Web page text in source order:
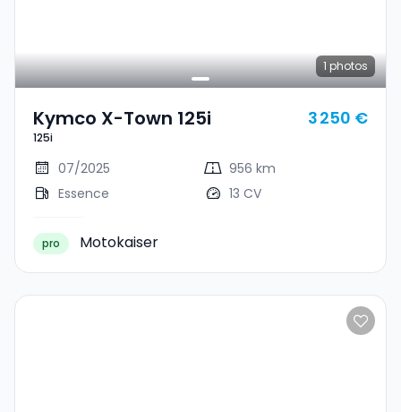
1 photos
Kymco X-Town 125i
125i
3 250 €
07/2025
956 km
Essence
13 CV
pro Motokaiser